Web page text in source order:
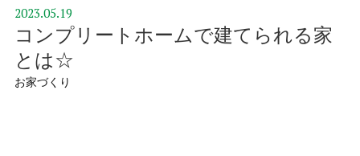
2023.05.19
コンプリートホームで建てられる家
とは☆
お家づくり